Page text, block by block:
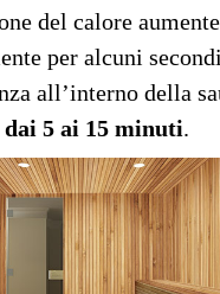
del calore
per alcuni
all’interno della
dai 5 ai 15 minuti.